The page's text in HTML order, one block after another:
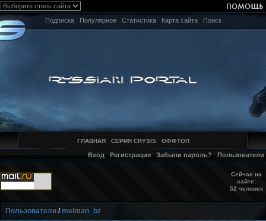
Подписка Популярное Статистика Карта сайта Поиск
ГЛАВНАЯ СЕРИЯ CRYSIS ОФФТОП
Вход Регистрация Забыли пароль? Пользователи
Сейчас на
сайте:
52 человек
Пользователи / melman_bz